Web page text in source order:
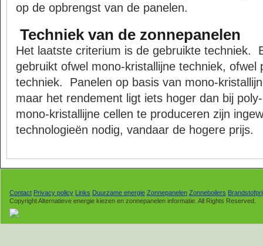
op de opbrengst van de panelen.
Techniek van de zonnepanelen
Het laatste criterium is de gebruikte techniek.
gebruikt ofwel mono-kristallijne techniek, ofwel
techniek. Panelen op basis van mono-
maar het rendement ligt iets hoger dan bij
mono-kristallijne cellen te produceren zijn
technologieën nodig, vandaar de hogere prijs.
Contact Privacy policy Links Duurzame energie Zonnepanelen Zonneboilers
Copyright Alternatieve energie kiezen en zonnepanelen informatie. All Rights Reserved.